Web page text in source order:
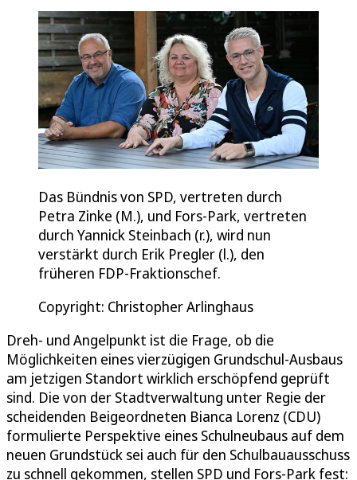
Das Bündnis von SPD, vertreten durch
Petra Zinke (M.), und Fors-Park, vertreten
durch Yannick Steinbach (r.), wird nun
verstärkt durch Erik Pregler (l.), den
früheren FDP-Fraktionschef.
Copyright: Christopher Arlinghaus
Dreh- und Angelpunkt ist die Frage, ob die
Möglichkeiten eines vierzügigen Grundschul-Ausbaus
am jetzigen Standort wirklich erschöpfend geprüft
sind. Die von der Stadtverwaltung unter Regie der
scheidenden Beigeordneten Bianca Lorenz (CDU)
formulierte Perspektive eines Schulneubaus auf dem
neuen Grundstück sei auch für den Schulbauausschuss
zu schnell gekommen, stellen SPD und Fors-Park fest: